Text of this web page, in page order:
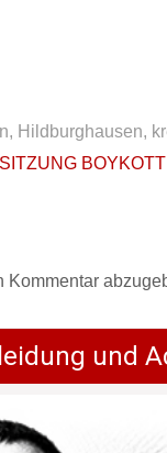
, Hildburghausen,
Kommentar
und